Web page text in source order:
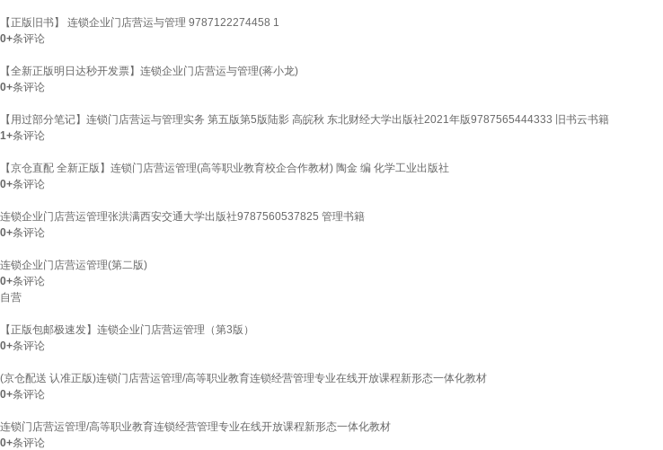
【正版旧书】 连锁企业门店营运与管理 9787122274458 1
0+条评论
【全新正版明日达秒开发票】连锁企业门店营运与管理(蒋小龙)
0+条评论
【用过部分笔记】连锁门店营运与管理实务 第五版第5版陆影 高皖秋 东北财经大学出版社2021年版9787565444333 旧书云书籍
1+条评论
【京仓直配 全新正版】连锁门店营运管理(高等职业教育校企合作教材) 陶金 编 化学工业出版社
0+条评论
连锁企业门店营运管理张洪满西安交通大学出版社9787560537825 管理书籍
0+条评论
连锁企业门店营运管理(第二版)
0+条评论
自营
【正版包邮极速发】连锁企业门店营运管理（第3版）
0+条评论
(京仓配送 认准正版)连锁门店营运管理/高等职业教育连锁经营管理专业在线开放课程新形态一体化教材
0+条评论
连锁门店营运管理/高等职业教育连锁经营管理专业在线开放课程新形态一体化教材
0+条评论